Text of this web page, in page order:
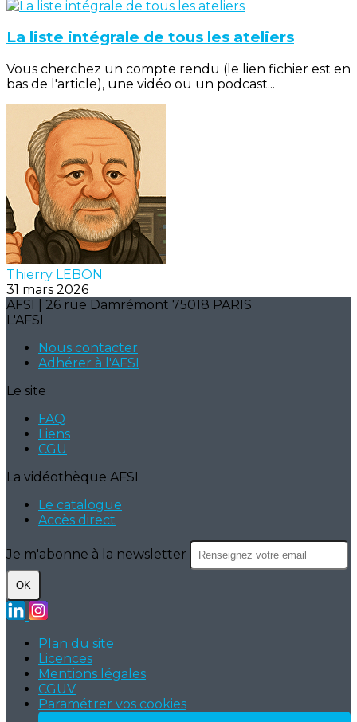
La liste intégrale de tous les ateliers
Vous cherchez un compte rendu (le lien fichier est en
bas de l'article), une vidéo ou un podcast...
Thierry LEBON
31 mars 2026
AFSI | 26 rue Damrémont 75018 PARIS
L'AFSI
Nous contacter
Adhérer à l'AFSI
Le site
FAQ
Liens
CGU
La vidéothèque AFSI
Le catalogue
Accès direct
Je m'abonne à la newsletter
OK
Plan du site
Licences
Mentions légales
CGUV
Paramétrer vos cookies